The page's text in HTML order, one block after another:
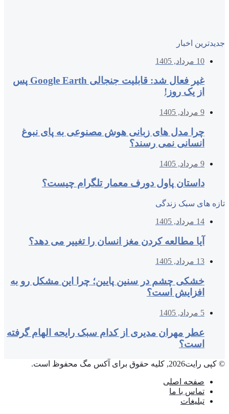
جدیدترین اخبار
10 مرداد, 1405
غیر فعال شد: قابلیت جنجالی Google Earth پس
از یک روز!
9 مرداد, 1405
چرا مدل‌ های زبانی هوش مصنوعی به پای نبوغ
انسانی نمی‌ رسند؟
9 مرداد, 1405
داستان پاول دورف معمار تلگرام چیست؟
تازه های سبک زندگی
14 مرداد, 1405
آیا مطالعه کردن مغز انسان را تغییر می‌ دهد؟
13 مرداد, 1405
خشکی چشم در سنین پایین؛ چرا این مشکل رو به
افزایش است؟
5 مرداد, 1405
عطر مهران مدیری از کدام سبک رایحه الهام گرفته
است؟
© کپی رایت2026, کلیه حقوق برای آکس مگ محفوظ است.
صفحه اصلی
تماس با ما
تبلیغات